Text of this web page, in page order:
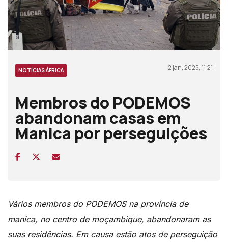
NOTÍCIAS ÁFRICA 2 jan, 2025, 11:21
Membros do PODEMOS
abandonam casas em
Manica por perseguições
Vários membros do PODEMOS na província de
manica, no centro de moçambique, abandonaram as
suas residências. Em causa estão atos de perseguição